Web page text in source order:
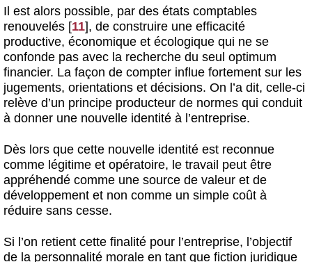
Il est alors possible, par des états comptables
renouvelés [11], de construire une efficacité
productive, économique et écologique qui ne se
confonde pas avec la recherche du seul optimum
financier. La façon de compter influe fortement sur les
jugements, orientations et décisions. On l’a dit, celle-ci
relève d’un principe producteur de normes qui conduit
à donner une nouvelle identité à l’entreprise.
Dès lors que cette nouvelle identité est reconnue
comme légitime et opératoire, le travail peut être
appréhendé comme une source de valeur et de
développement et non comme un simple coût à
réduire sans cesse.
Si l’on retient cette finalité pour l’entreprise, l’objectif
de la personnalité morale en tant que fiction juridique